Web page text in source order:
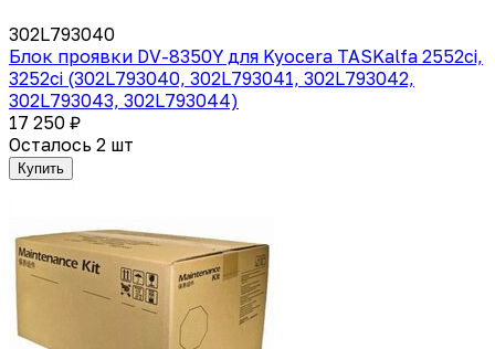
302L793040
Блок проявки DV-8350Y для Kyocera TASKalfa 2552ci,
3252ci (302L793040, 302L793041, 302L793042,
302L793043, 302L793044)
17 250 ₽
Осталось 2 шт
Купить